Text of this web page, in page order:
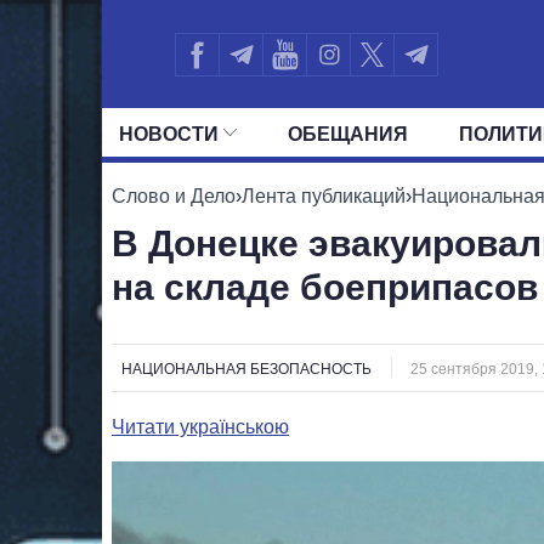
НОВОСТИ ОБЕЩАНИЯ
ВСЕ ПОЛИТИКИ ПРЕЗИДЕНТ И
Слово и Дело›Лента публикаций›
В Донецке
на складе боеприпасов
НАЦИОНАЛЬНАЯ БЕЗОПАСНОСТЬ 25 сентября 2019,
Читати українською